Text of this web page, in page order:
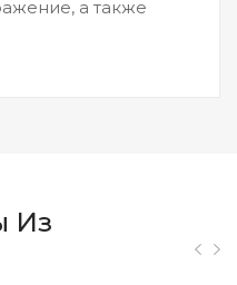
а также
Из